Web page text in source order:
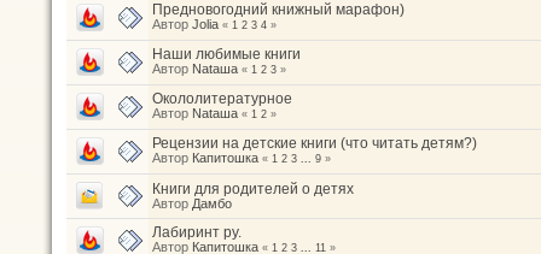
Предновогодний книжный марафон)
Автор Jolia « 1 2 3 4 »
Наши любимые книги
Автор Nataшa « 1 2 3 »
Окололитературное
Автор Nataшa « 1 2 »
Рецензии на детские книги (что читать детям?)
Автор Капитошка « 1 2 3 ... 9 »
Книги для родителей о детях
Автор Дамбо
Лабиринт ру.
Автор Капитошка « 1 2 3 ... 11 »